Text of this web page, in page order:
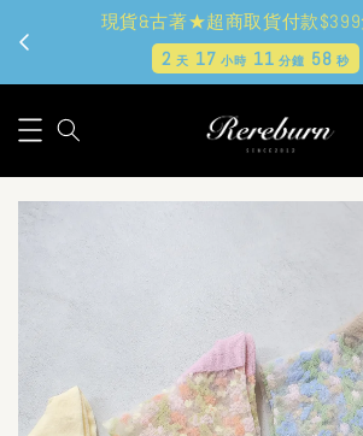
現貨&古著★超商取貨付款$399
2 天 17 小時 11 分鐘 57秒